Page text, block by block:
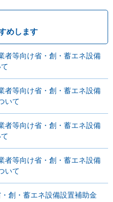
めします
者等向け省・創・蓄エネ設備
者等向け省・創・蓄エネ設備
いて
者等向け省・創・蓄エネ設備
者等向け省・創・蓄エネ設備
いて
創・蓄エネ設備設置補助金